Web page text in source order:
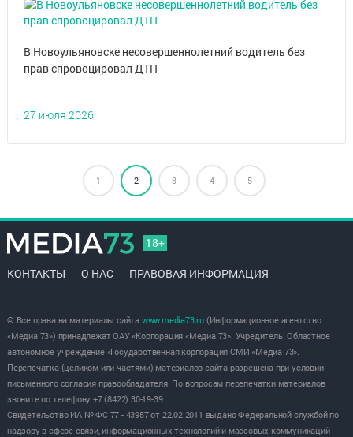
В Новоульяновске несовершеннолетний водитель без
прав спровоцировал ДТП
27 июля 2026
1 2 3 4 5
18+
КОНТАКТЫ О НАС ПРАВОВАЯ ИНФОРМАЦИЯ
© Все права на материалы сайта www.media73.ru(Информационное агентство
«Медиа 73») принадлежат ОАУ «Корпорация «Медиа 73». Учредитель: Областное
автономное учреждение «Государственная корпорация СМИ «Медиа 73».
Перепечатка (целиком или частями) материалов сайта разрешена при условии
письменного согласия правообладателя. По вопросам перепечатки материалов
звоните по телефону +7 (8422) 30-19-39.
Свидетельство ИА № ФС 77 - 43957 от 22.02.2011 выдано Федеральной службой по
надзору в сфере связи, информационных технологий и массовых коммуникаций